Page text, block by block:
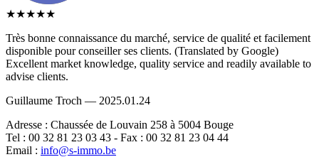
★★★★★
Très bonne connaissance du marché, service de qualité et facilement
disponible pour conseiller ses clients. (Translated by Google)
Excellent market knowledge, quality service and readily available to
advise clients.
Guillaume Troch — 2025.01.24
Adresse : Chaussée de Louvain 258 à 5004 Bouge
Tel : 00 32 81 23 03 43 - Fax : 00 32 81 23 04 44
Email : info@s-immo.be